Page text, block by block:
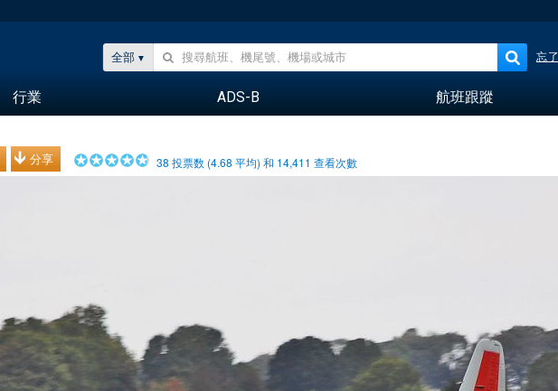
全部 忘
行業 ADS-B 航班跟蹤
分享 38 投票数 (4.68 平均) 和 14,411 查看次數